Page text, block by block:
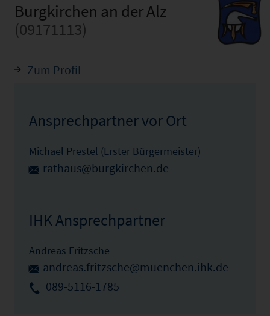
Burgkirchen an der Alz
(09171113)
Zum Profil
Ansprechpartner vor Ort
Michael Prestel (Erster Bürgermeister)
rathaus@burgkirchen.de
IHK Ansprechpartner
Andreas Fritzsche
andreas.fritzsche@muenchen.ihk.de
089-5116-1785